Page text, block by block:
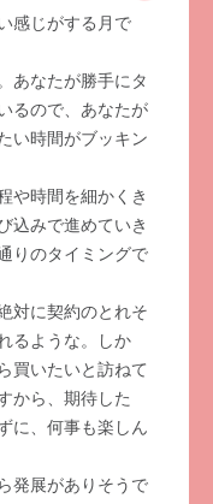
感じがする月で
あなたが勝手にタ
るので、あなたが
い時間がブッキン
や時間を細かくき
込みで進めていき
りのタイミングで
対に契約のとれそ
るような。しか
買いたいと訪ねて
から、期待した
に、何事も楽しん
発展がありそうで